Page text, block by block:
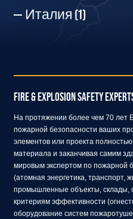
Италия(1)
FIRE & EXPLOSION SAFETY
На протяжении более чем 70 лет
пожарной безопасности ваших
элементов или проекта
материала и заканчивая самим
мировым экспертом по пожарной
(атомная энергетика, транспорт,
промышленные объекты, склады,
критериям эффективности
оборудование систем